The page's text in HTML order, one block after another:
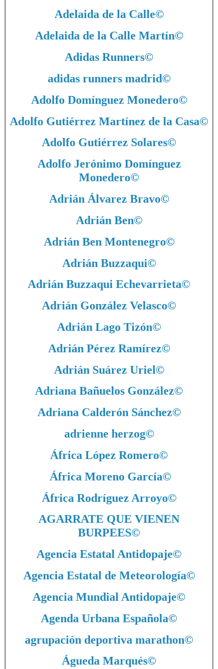
Adelaida de la Calle©
Adelaida de la Calle Martín©
Adidas Runners©
adidas runners madrid©
Adolfo Domínguez Monedero©
Adolfo Gutiérrez Martínez de la Casa©
Adolfo Gutiérrez Solares©
Adolfo Jerónimo Domínguez
Monedero©
Adrián Álvarez Bravo©
Adrián Ben©
Adrián Ben Montenegro©
Adrián Buzzaqui©
Adrián Buzzaqui Echevarrieta©
Adrián González Velasco©
Adrián Lago Tizón©
Adrián Pérez Ramírez©
Adrián Suárez Uriel©
Adriana Bañuelos González©
Adriana Calderón Sánchez©
adrienne herzog©
África López Romero©
África Moreno García©
África Rodríguez Arroyo©
AGARRATE QUE VIENEN
BURPEES©
Agencia Estatal Antidopaje©
Agencia Estatal de Meteorología©
Agencia Mundial Antidopaje©
Agenda Urbana Española©
agrupación deportiva marathon©
Águeda Marqués©